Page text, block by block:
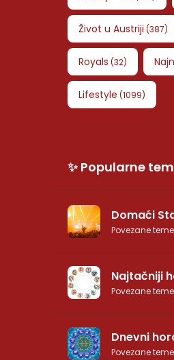
Život u Austriji (387)
Royals (32)
Lifestyle (1099)
✨ Popularne
Domaći
Povezane teme
Najtačniji
Povezane teme
Dnevni
Povezane teme